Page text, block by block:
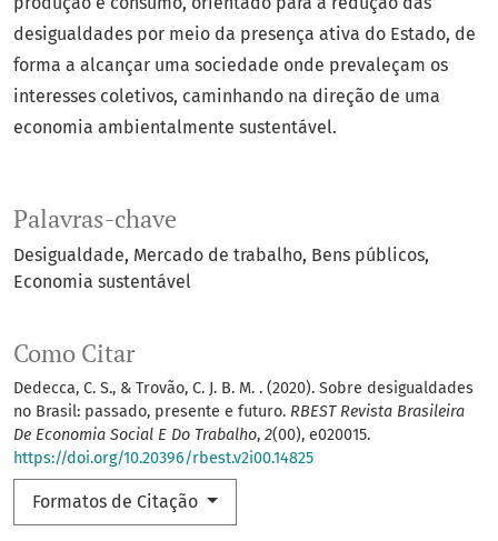
Palavras-chave
Desigualdade Mercado de trabalho Bens públicos
Economia sustentável
Como Citar
Dedecca, C. S., & Trovão, C. J. B. M. . (2020). Sobre desigualdades
no Brasil: passado, presente e futuro. RBEST Revista Brasileira
De Economia Social E Do Trabalho, 2(00), e020015.
https://doi.org/10.20396/rbest.v2i00.14825
Formatos de Citação
desigualdades por meio da presença ativa do Estado, de
forma a alcançar uma sociedade onde prevaleçam os
interesses coletivos, caminhando na direção de uma
economia ambientalmente sustentável.